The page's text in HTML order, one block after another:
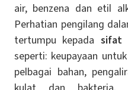
air, benzena dan etil
Perhatian pengilang
tertumpu kepada sifat
seperti: keupayaan
pelbagai bahan,